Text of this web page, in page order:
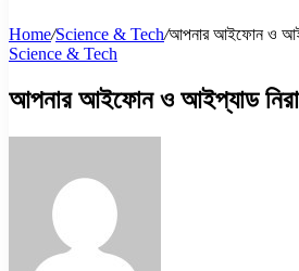
Home/Science & Tech/আপনার আইফোন ও
Science & Tech
আপনার আইফোন ও আইপ্যাড